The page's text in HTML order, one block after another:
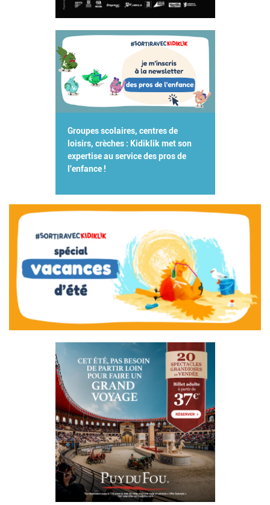
Groupes scolaires, centres de
loisirs, crèches : Kidiklik met son
expertise au service des pros de
l'enfance !